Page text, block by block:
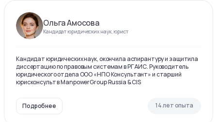
Ольга Амосова
Кандидат юридических наук, юрист
Кандидат юридических наук, окончила аспирантуру и защитила
диссертацию по правовым системам в РГАИС. Руководитель
юридического отдела ООО «НПО Консультант» и старший
юрисконсульт в ManpowerGroup Russia & CIS
Подробнее 14 лет опыта